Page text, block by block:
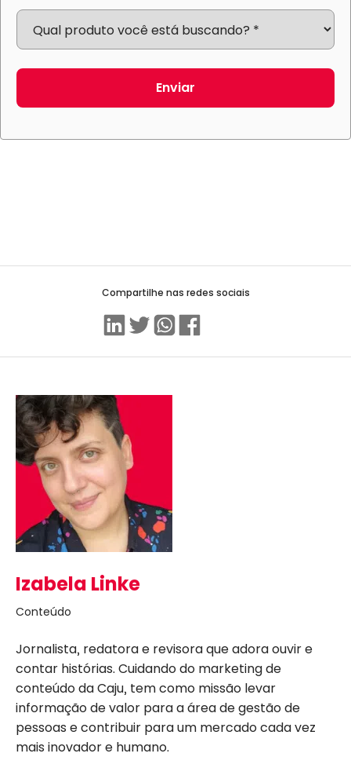
Enviar
Compartilhe nas redes sociais
LinkedinTwitterWhatsApp
Facebook
Izabela Linke
Conteúdo
Jornalista, redatora e revisora que adora ouvir e
contar histórias. Cuidando do marketing de
conteúdo da Caju, tem como missão levar
informação de valor para a área de gestão de
pessoas e contribuir para um mercado cada vez
mais inovador e humano.